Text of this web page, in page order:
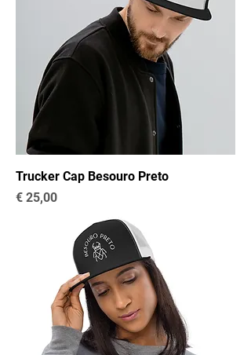
Trucker Cap Besouro Preto
Preço
€ 25,00